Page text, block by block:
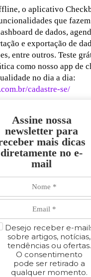
o aplicativo
que
de dados,
e exportação de
entre outros. Teste
como nosso app de
no dia a dia:
cadastre-se/
Assine nossa
newsletter para
mais dicas
diretamente no e-
mail
Desejo receber e-
sobre artigos, notícias,
tendências ou ofertas.
O consentimento
pode ser retirado a
qualquer momento.